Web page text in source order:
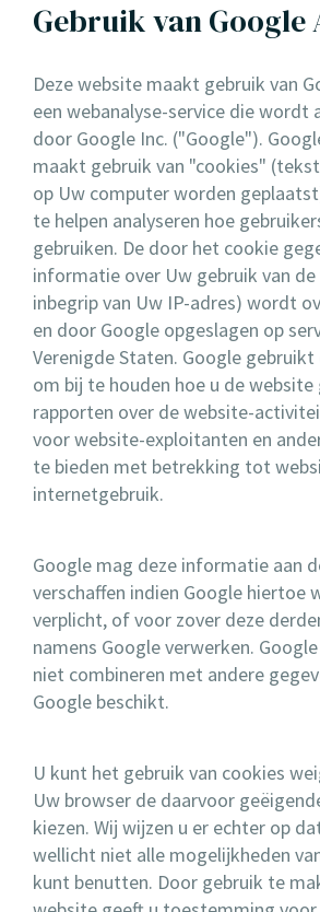
Gebruik van Google
Deze website maakt gebruik van
een webanalyse-service die wordt
door Google Inc. ("Google").
maakt gebruik van "cookies"
op Uw computer worden
te helpen analyseren hoe
gebruiken. De door het cookie
informatie over Uw gebruik van
inbegrip van Uw IP-adres) wordt
en door Google opgeslagen op
Verenigde Staten. Google
om bij te houden hoe u de
rapporten over de website-
voor website-exploitanten en
te bieden met betrekking tot
internetgebruik.
Google mag deze informatie aan
verschaffen indien Google hiertoe
verplicht, of voor zover deze
namens Google verwerken.
niet combineren met andere
Google beschikt.
U kunt het gebruik van cookies
Uw browser de daarvoor
kiezen. Wij wijzen u er echter op
wellicht niet alle mogelijkheden
kunt benutten. Door gebruik te